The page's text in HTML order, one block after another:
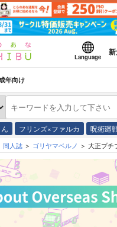
Language
成年向け
フリンズ×ファルカ 呪術廻
同人誌 ゴリヤマベルノ 大正プチ